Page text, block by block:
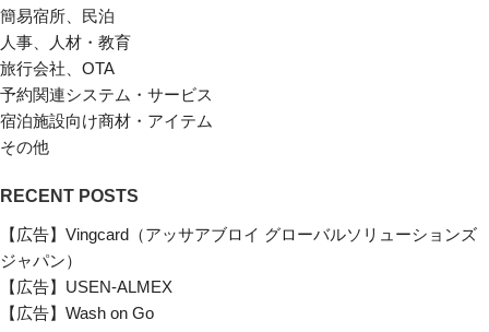
簡易宿所、民泊
人事、人材・教育
旅行会社、OTA
予約関連システム・サービス
宿泊施設向け商材・アイテム
その他
RECENT POSTS
【広告】Vingcard（アッサアブロイ グローバルソリューションズ
ジャパン）
【広告】USEN-ALMEX
【広告】Wash on Go